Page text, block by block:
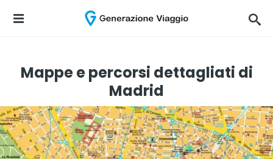
Mappe e percorsi dettagliati di
Madrid